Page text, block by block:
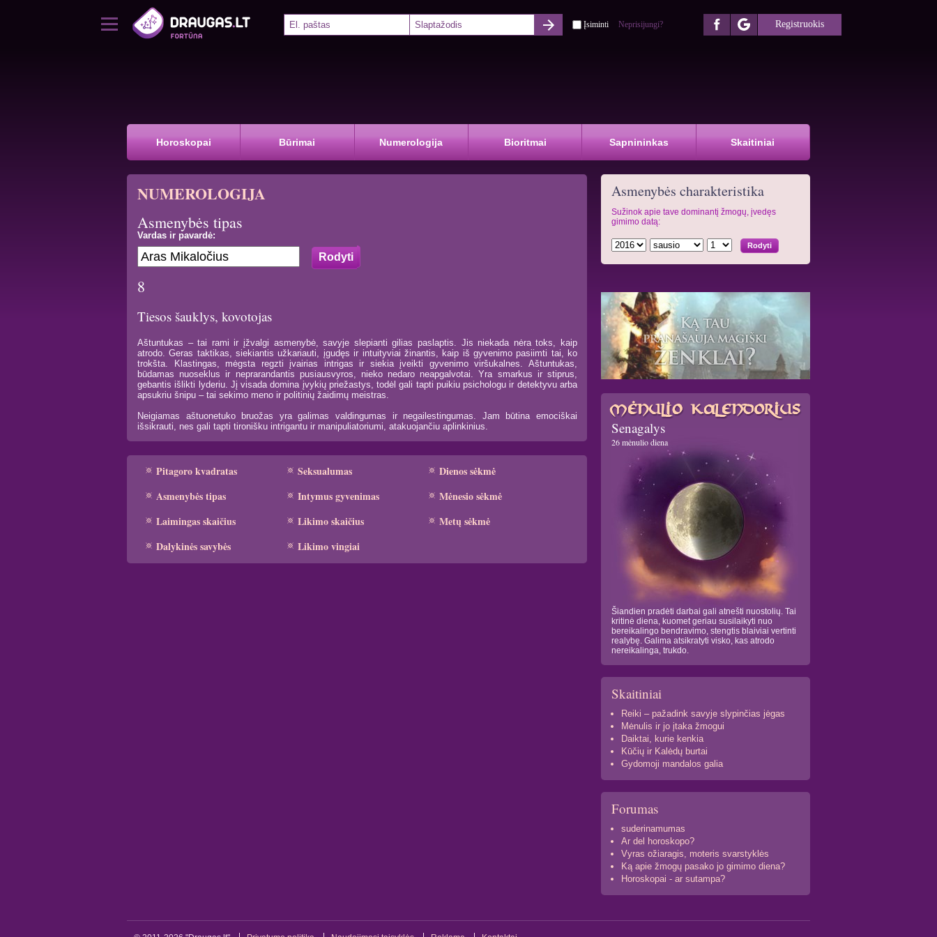
Įsiminti Neprisijungi? Registruokis
Horoskopai Būrimai Numerologija Bioritmai Sapnininkas Skaitiniai
NUMEROLOGIJA
Asmenybės tipas
Vardas ir pavardė:
8
Tiesos šauklys, kovotojas
Aštuntukas – tai rami ir įžvalgi asmenybė, savyje slepianti gilias paslaptis. Jis niekada nėra toks, kaip
atrodo. Geras taktikas, siekiantis užkariauti, įgudęs ir intuityviai žinantis, kaip iš gyvenimo pasiimti tai, ko
trokšta. Klastingas, mėgsta regzti įvairias intrigas ir siekia įveikti gyvenimo viršukalnes. Aštuntukas,
būdamas nuoseklus ir neprarandantis pusiausvyros, nieko nedaro neapgalvotai. Yra smarkus ir stiprus,
gebantis išlikti lyderiu. Jį visada domina įvykių priežastys, todėl gali tapti puikiu psichologu ir detektyvu arba
apsukriu šnipu – tai sekimo meno ir politinių žaidimų meistras.
Neigiamas aštuonetuko bruožas yra galimas valdingumas ir negailestingumas. Jam būtina emociškai
išsikrauti, nes gali tapti tironišku intrigantu ir manipuliatoriumi, atakuojančiu aplinkinius.
Pitagoro kvadratas
Asmenybės tipas
Laimingas skaičius
Dalykinės savybės
Seksualumas
Intymus gyvenimas
Likimo skaičius
Likimo vingiai
Dienos sėkmė
Mėnesio sėkmė
Metų sėkmė
Asmenybės charakteristika
Sužinok apie tave dominantį žmogų, įvedęs
gimimo datą:
Senagalys
26 mėnulio diena
Šiandien pradėti darbai gali atnešti nuostolių. Tai
kritinė diena, kuomet geriau susilaikyti nuo
bereikalingo bendravimo, stengtis blaiviai vertinti
realybę. Galima atsikratyti visko, kas atrodo
nereikalinga, trukdo.
Skaitiniai
Reiki – pažadink savyje slypinčias jėgas
Mėnulis ir jo įtaka žmogui
Daiktai, kurie kenkia
Kūčių ir Kalėdų burtai
Gydomoji mandalos galia
Forumas
suderinamumas
Ar del horoskopo?
Vyras ožiaragis, moteris svarstyklės
Ką apie žmogų pasako jo gimimo diena?
Horoskopai - ar sutampa?